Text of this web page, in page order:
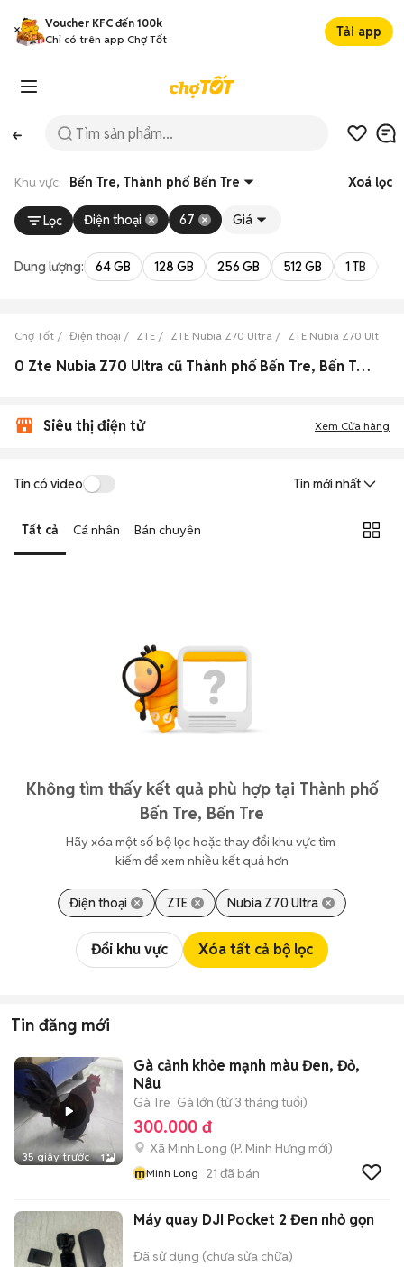
Voucher KFC đến 100k
Chỉ có trên app Chợ Tốt
Tải app
Khu vực: Bến Tre, Thành phố Bến Tre Xoá lọc
Lọc Điện thoại 67 Giá
Dung lượng: 64 GB 128 GB 256 GB 512 GB 1 TB
Chợ Tốt Điện thoại ZTE ZTE Nubia Z70 Ultra ZTE Nubia Z70 Ultra
0 Zte Nubia Z70 Ultra cũ Thành phố Bến Tre, Bến Tre đẹp
Siêu thị điện tử Xem Cửa hàng
Tin có video Tin mới nhất
Tất cả Cá nhân Bán chuyên
Không tìm thấy kết quả phù hợp tại Thành phố
Bến Tre, Bến Tre
Hãy xóa một số bộ lọc hoặc thay đổi khu vực tìm
kiếm để xem nhiều kết quả hơn
Điện thoại ZTE Nubia Z70 Ultra
Đổi khu vực Xóa tất cả bộ lọc
Tin đăng mới
35 giây trước 1
Gà cảnh khỏe mạnh màu Đen, Đỏ,
Nâu
Gà Tre Gà lớn (từ 3 tháng tuổi)
300.000 đ
Xã Minh Long (P. Minh Hưng mới)
mMinh Long 21 đã bán
Máy quay DJI Pocket 2 Đen nhỏ gọn
Đã sử dụng (chưa sửa chữa)